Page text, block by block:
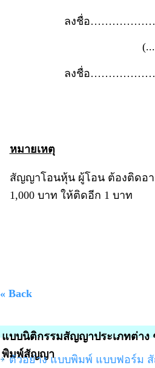
ลงชื่อ
ลงชื่อ
หมายเหตุ
สัญญาโอนหุ้น ผู้โอน ต้องติดอา
1,000 บาท ให้ติดอีก 1 บาท
« Back
แบบนิติกรรมสัญญาประเภทต่า
พิมพ์สัญญา
ตัวอย่าง แบบพิมพ์ แบบฟอร์ม